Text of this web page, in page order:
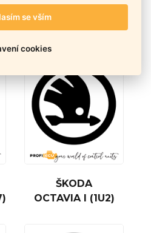
KAROQ (NU7)
ŠKODA
OCTAVIA I (1U2)
se vším
cookies